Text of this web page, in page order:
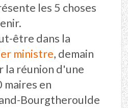
les 5 choses
être dans la
ministre, demain
la réunion d'une
maires en
Bourgtheroulde